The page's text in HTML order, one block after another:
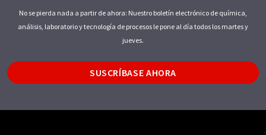
No se pierda nada a partir de ahora: Nuestro boletín electrónico de química,
análisis, laboratorio y tecnología de procesos le pone al día todos los martes y
jueves.
SUSCRÍBASE AHORA